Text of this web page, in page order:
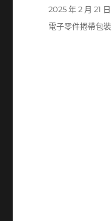
發
佈
2025 年 2 月 21 日
分
電子零件捲帶包裝